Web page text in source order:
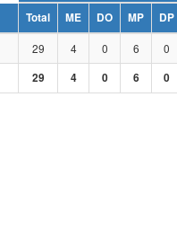
Total ME DO MP DP
29 4 0 6 0
29 4 0 6 0